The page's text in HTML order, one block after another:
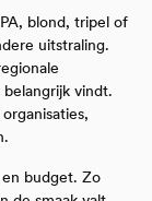
blond, tripel of
uitstraling.
vindt.
en budget. Zo